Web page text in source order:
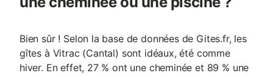
Bien sûr ! Selon la base de données de Gites.fr, les
gîtes à Vitrac (Cantal) sont idéaux, été comme
hiver. En effet, 27 % ont une cheminée et 89 % une